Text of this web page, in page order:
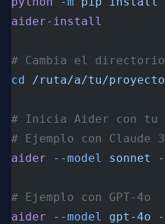
aider-install
# Cambia el
cd /ruta/a/tu/proyecto
# Inicia Aider con tu
# Ejemplo con Claude
aider --model sonnet
# Ejemplo con GPT-4o
aider --model gpt-4o